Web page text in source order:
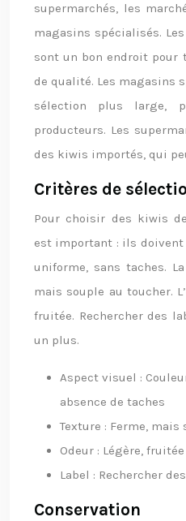
supermarchés, les
magasins spécialisés.
sont un bon endroit
de qualité. Les magasins
sélection plus large,
producteurs. Les
des kiwis importés, qui
Critères de
Pour choisir des kiwis
est important : ils
uniforme, sans taches.
mais souple au toucher.
fruitée. Rechercher des
un plus.
Aspect visuel :
absence de taches
Texture : Ferme,
Odeur : Légère, fruitée
Label : Rechercher
Conservation